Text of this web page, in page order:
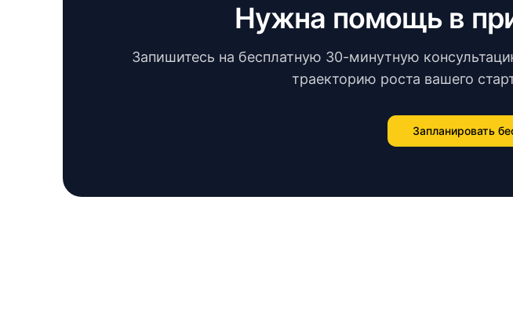
Нужна помощь в
Запишитесь на бесплатную 30-минутную
траекторию роста вашего
Запланировать